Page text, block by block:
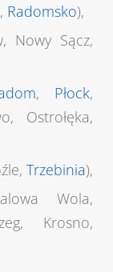
Radomsko),
Nowy Sącz,
, Płock,
Ostrołęka,
Trzebinia),
Wola,
Krosno,